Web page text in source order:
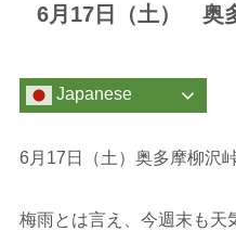
6月17日（土） 奥
Japanese
6月17日（土）奥多摩柳沢
梅雨とは言え、今週末も天